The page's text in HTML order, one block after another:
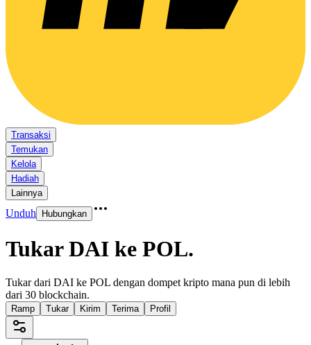
Transaksi
Temukan
Kelola
Hadiah
Lainnya
Unduh Hubungkan
Tukar DAI ke POL.
Tukar dari DAI ke POL dengan dompet kripto mana pun di lebih
dari 30 blockchain.
Ramp Tukar Kirim Terima Profil